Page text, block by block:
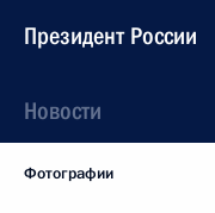
Президент России
Новости
Фотографии